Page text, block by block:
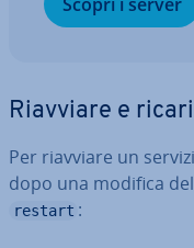
Riavviare e
Per riavviare un
dopo una modifica
restart :